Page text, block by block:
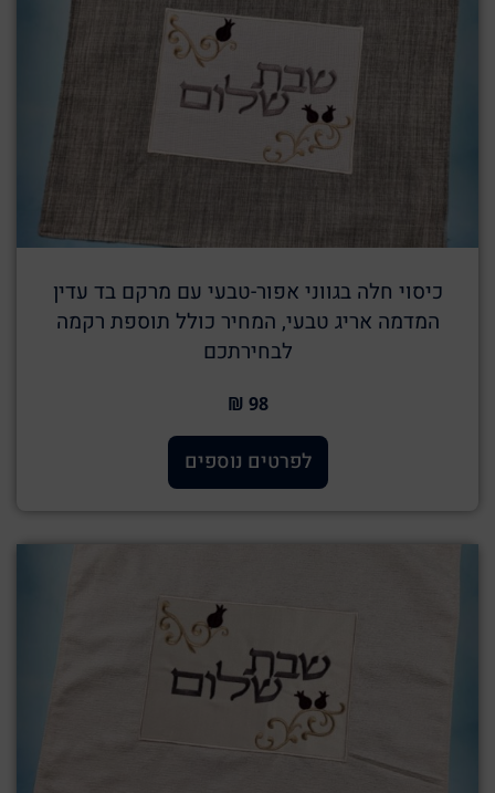
כיסוי חלה בגווני אפור-טבעי עם מרקם בד עדין
המדמה אריג טבעי, המחיר כולל תוספת רקמה
לבחירתכם
98 ₪
לפרטים נוספים